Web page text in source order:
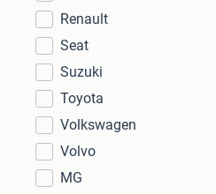
Renault
Seat
Suzuki
Toyota
Volkswagen
Volvo
MG